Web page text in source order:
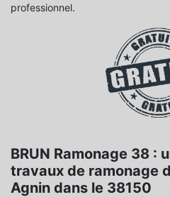
professionnel.
BRUN Ramonage 38 :
travaux de ramonage
Agnin dans le 38150